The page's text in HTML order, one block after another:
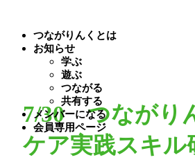
つながりんくとは
お知らせ
学ぶ
遊ぶ
つながる
共有する
メンバーになる
会員専用ページ
7/30 つながり
ケア実践スキ